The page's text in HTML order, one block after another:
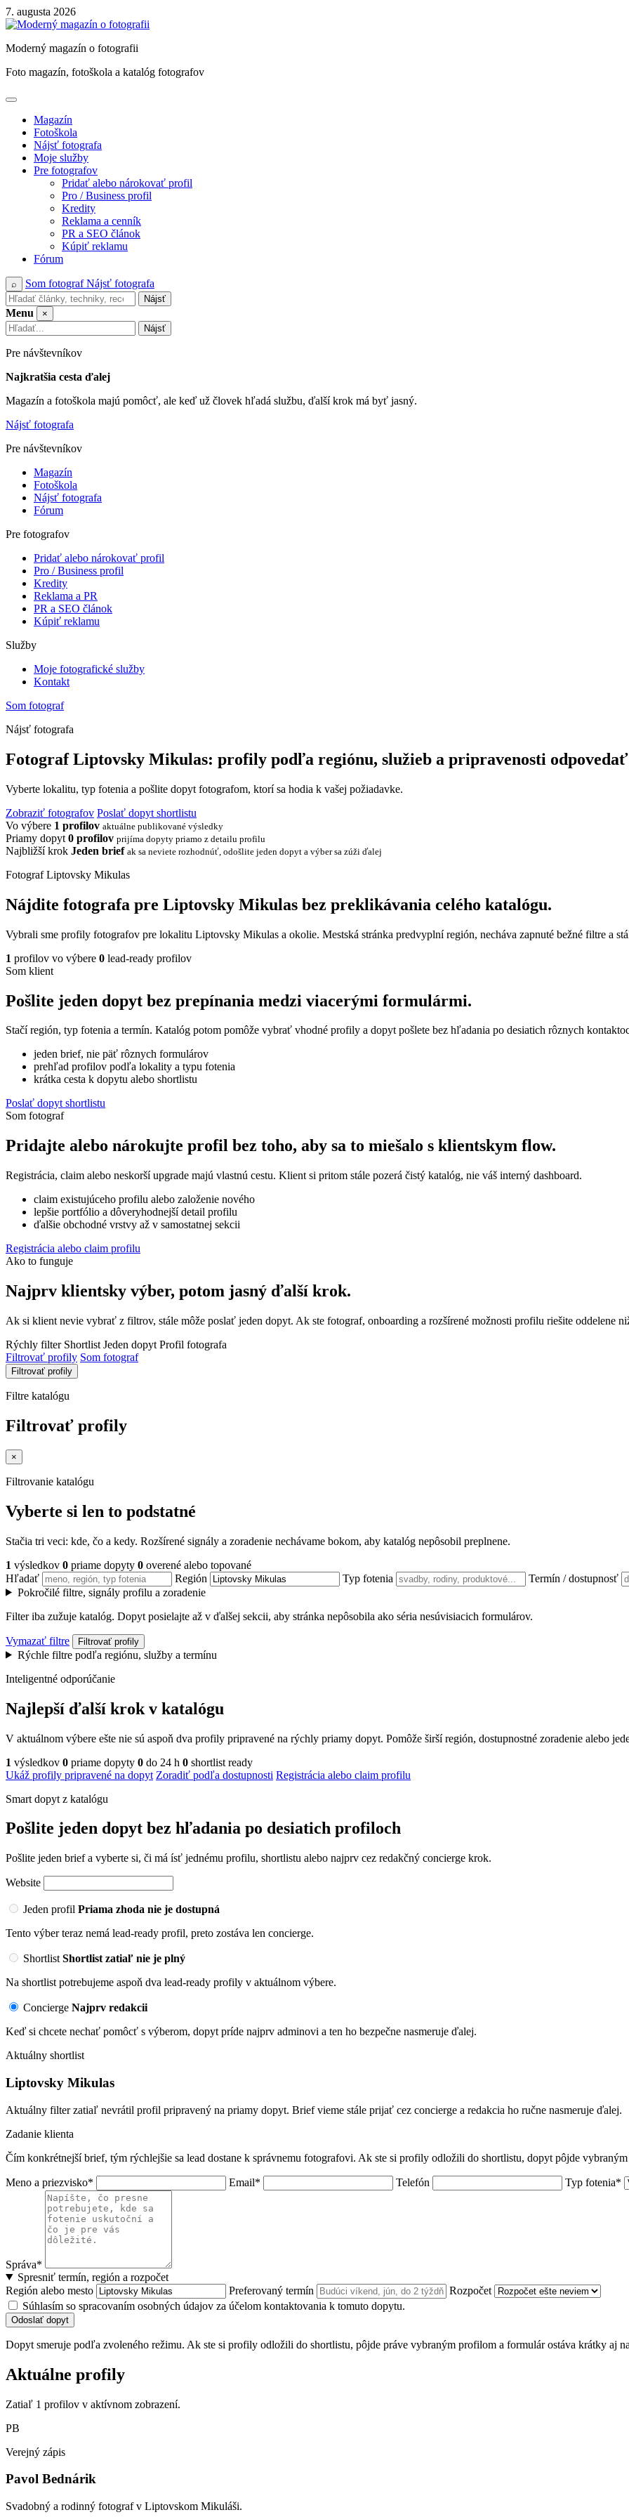
Skip
to
7. augusta 2026
Moderný magazín o fotografii
Foto magazín, fotoškola a katalóg fotografov
Magazín
Fotoškola
Nájsť fotografa
Moje služby
Pre fotografov
Pridať alebo nárokovať profil
Pro / Business profil
Kredity
Reklama a cenník
PR a SEO článok
Kúpiť reklamu
Fórum
⌕ Som fotografNájsť fotografa
Nájsť
Menu
×
Nájsť
Pre návštevníkov
Najkratšia cesta ďalej
Magazín a fotoškola majú pomôcť, ale keď už človek hľadá službu, ďalší krok má byť jasný.
Nájsť fotografa
Pre návštevníkov
Magazín
Fotoškola
Nájsť fotografa
Fórum
Pre fotografov
Pridať alebo nárokovať profil
Pro / Business profil
Kredity
Reklama a PR
PR a SEO článok
Kúpiť reklamu
Služby
Moje fotografické služby
Kontakt
Som fotograf
Nájsť fotografa
Fotograf Liptovsky Mikulas: profily podľa regiónu, služieb a pripravenosti
Vyberte lokalitu, typ fotenia a pošlite dopyt fotografom, ktorí sa hodia k vašej požiadavke.
Zobraziť fotografov Poslať dopyt shortlistu
Vo výbere 1 profilov aktuálne publikované výsledky
Priamy dopyt 0 profilov prijíma dopyty priamo z detailu profilu
Najbližší krok Jeden brief ak sa neviete rozhodnúť, odošlite jeden dopyt a výber sa zúži ďalej
Fotograf Liptovsky Mikulas
Nájdite fotografa pre Liptovsky Mikulas bez preklikávania celého katalógu.
Vybrali sme profily fotografov pre lokalitu Liptovsky Mikulas a okolie. Mestská stránka predvyplní región, necháva zapnuté bežné filtre a
1 profilov vo výbere 0 lead-ready profilov
Som klient
Pošlite jeden dopyt bez prepínania medzi viacerými formulármi.
Stačí región, typ fotenia a termín. Katalóg potom pomôže vybrať vhodné profily a dopyt pošlete bez hľadania po desiatich rôznych
jeden brief, nie päť rôznych formulárov
prehľad profilov podľa lokality a typu fotenia
krátka cesta k dopytu alebo shortlistu
Poslať dopyt shortlistu
Som fotograf
Pridajte alebo nárokujte profil bez toho, aby sa to miešalo s klientskym flow.
Registrácia, claim alebo neskorší upgrade majú vlastnú cestu. Klient si pritom stále pozerá čistý katalóg, nie váš interný dashboard.
claim existujúceho profilu alebo založenie nového
lepšie portfólio a dôveryhodnejší detail profilu
ďalšie obchodné vrstvy až v samostatnej sekcii
Registrácia alebo claim profilu
Ako to funguje
Najprv klientsky výber, potom jasný ďalší krok.
Ak si klient nevie vybrať z filtrov, stále môže poslať jeden dopyt. Ak ste fotograf, onboarding a rozšírené možnosti profilu riešite oddelene
Rýchly filter Shortlist Jeden dopyt Profil fotografa
Filtrovať profily Som fotograf
Filtrovať profily
Filtre katalógu
Filtrovať profily
×
Filtrovanie katalógu
Vyberte si len to podstatné
Stačia tri veci: kde, čo a kedy. Rozšírené signály a zoradenie nechávame bokom, aby katalóg nepôsobil preplnene.
1 výsledkov 0 priame dopyty 0 overené alebo topované
Hľadať
Región Typ fotenia
Termín / dostupnosť
Pokročilé filtre, signály profilu a zoradenie
Filter iba zužuje katalóg. Dopyt posielajte až v ďalšej sekcii, aby stránka nepôsobila ako séria nesúvisiacich formulárov.
Vymazať filtre Filtrovať profily
Rýchle filtre podľa regiónu, služby a termínu
Inteligentné odporúčanie
Najlepší ďalší krok v katalógu
V aktuálnom výbere ešte nie sú aspoň dva profily pripravené na rýchly priamy dopyt. Pomôže širší región, dostupnostné zoradenie alebo
1 výsledkov 0 priame dopyty 0 do 24 h 0 shortlist ready
Ukáž profily pripravené na dopyt Zoradiť podľa dostupnosti Registrácia alebo claim profilu
Smart dopyt z katalógu
Pošlite jeden dopyt bez hľadania po desiatich profiloch
Pošlite jeden brief a vyberte si, či má ísť jednému profilu, shortlistu alebo najprv cez redakčný concierge krok.
Website
Jeden profil Priama zhoda nie je dostupná
Tento výber teraz nemá lead-ready profil, preto zostáva len concierge.
Shortlist Shortlist zatiaľ nie je plný
Na shortlist potrebujeme aspoň dva lead-ready profily v aktuálnom výbere.
Concierge Najprv redakcii
Keď si chcete nechať pomôcť s výberom, dopyt príde najprv adminovi a ten ho bezpečne nasmeruje ďalej.
Aktuálny shortlist
Liptovsky Mikulas
Aktuálny filter zatiaľ nevrátil profil pripravený na priamy dopyt. Brief vieme stále prijať cez concierge a redakcia ho ručne nasmeruje ďalej.
Zadanie klienta
Čím konkrétnejší brief, tým rýchlejšie sa lead dostane k správnemu fotografovi. Ak ste si profily odložili do shortlistu, dopyt pôjde
Meno a priezvisko* Email* Telefón Typ fotenia*
Správa*
Spresniť termín, región a rozpočet
Región alebo mesto
Preferovaný termín
Rozpočet
Súhlasím so spracovaním osobných údajov za účelom kontaktovania k tomuto dopytu.
Odoslať dopyt
Dopyt smeruje podľa zvoleného režimu. Ak ste si profily odložili do shortlistu, pôjde práve vybraným profilom a formulár ostáva krátky aj
Aktuálne profily
Zatiaľ 1 profilov v aktívnom zobrazení.
PB
Verejný zápis
Pavol Bednárik
Svadobný a rodinný fotograf v Liptovskom Mikuláši.